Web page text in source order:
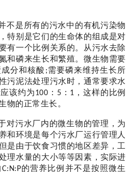
不是所有的污水中的有机污染物
特别是它们的生命体的组成是对
有一个比例关系的。从污水去除
和磷来生长和繁殖。微生物需要
分和核酸 ;需要磷来维持生长所
污泥法处理污水时，通常要求水
该约为100 ： 5 ： 1 ，这样的比例
物的正常生长。
对污水厂内的微生物的管理，为
和环境是每个污水厂运行管理人
是由于饮食习惯的地区差异，工
理水量的大小等等因素，实际进
C:N:P的营养比例并不是按照微生